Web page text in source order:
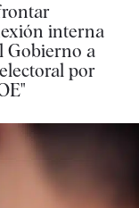
interna
Gobierno a
por